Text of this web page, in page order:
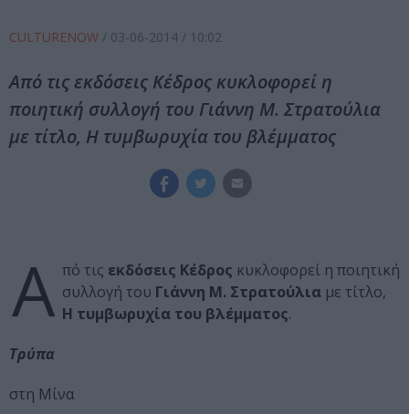
CULTURENOW / 03-06-2014 / 10:02
Από τις εκδόσεις Κέδρος κυκλοφορεί η
ποιητική συλλογή του Γιάννη Μ. Στρατούλια
με τίτλο, Η τυμβωρυχία του βλέμματος
Α πό τις εκδόσεις Κέδρος κυκλοφορεί η ποιητική
συλλογή του Γιάννη Μ. Στρατούλια με τίτλο,
Η τυμβωρυχία του βλέμματος.
Τρύπα
στη Μίνα